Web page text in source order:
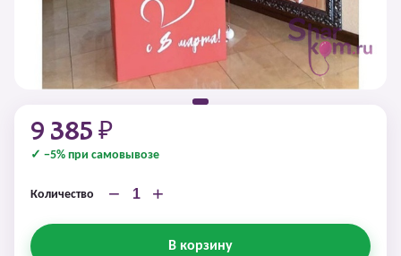
9 385 ₽
✓ −5% при самовывозе
Количество − +
В корзину